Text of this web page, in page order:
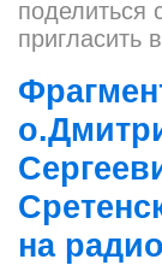
поделиться
пригласить
на